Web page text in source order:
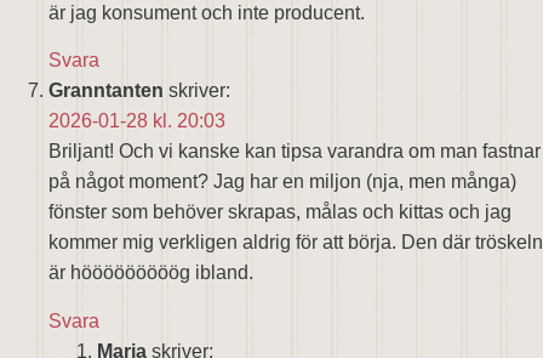
är jag konsument och inte producent.
Svara
Granntanten skriver:
2026-01-28 kl. 20:03
Briljant! Och vi kanske kan tipsa varandra om man fastnar
på något moment? Jag har en miljon (nja, men många)
fönster som behöver skrapas, målas och kittas och jag
kommer mig verkligen aldrig för att börja. Den där tröskeln
är hööööööööög ibland.
Svara
Maria skriver: